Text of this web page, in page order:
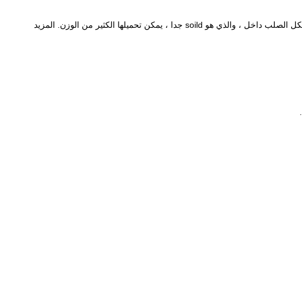
المزيد